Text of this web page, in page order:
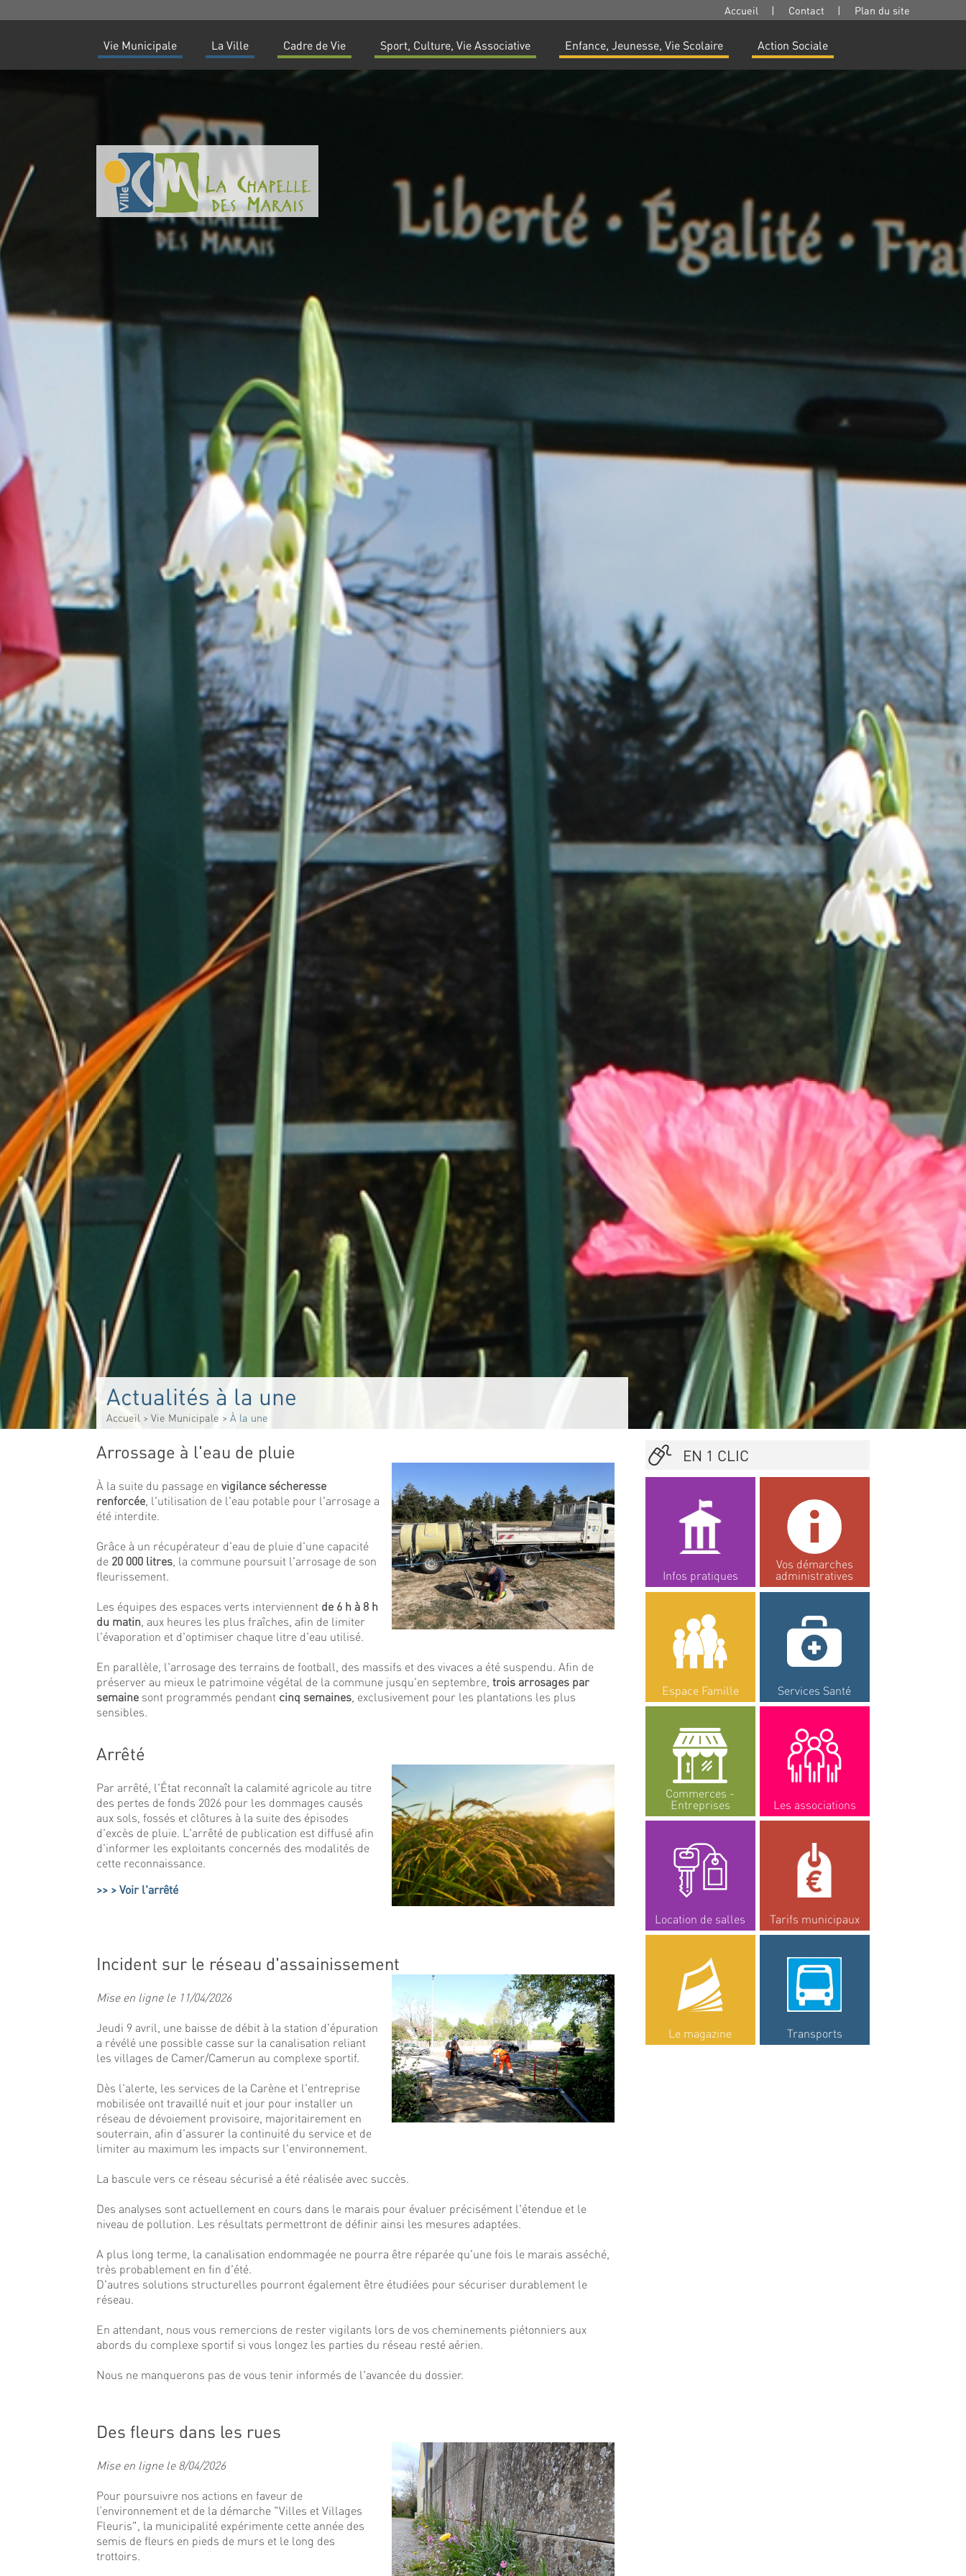
Accueil | Contact | Plan du site
Vie Municipale La Ville Cadre de Vie Sport, Culture, Vie Associative Enfance, Jeunesse, Vie Scolaire Action Sociale
Actualités à la une
Accueil > Vie Municipale > À la une
Arrossage à l'eau de pluie
À la suite du passage envigilance sécheresse
renforcée , l'utilisation de l'eau potable pour l'arrosage a
été interdite.
Grâce à un récupérateur d'eau de pluie d'une capacité
de 20 000 litres , la commune poursuit l'arrosage de son
fleurissement.
Les équipes des espaces verts interviennent de 6 h à 8 h
du matin , aux heures les plus fraîches, afin de limiter
l'évaporation et d'optimiser chaque litre d'eau utilisé.
En parallèle, l'arrosage des terrains de football, des massifs et des vivaces a été suspendu. Afin de
préserver au mieux le patrimoine végétal de la commune jusqu'en septembre,trois arrosages par
semaine sont programmés pendant cinq semaines , exclusivement pour les plantations les plus
sensibles.
Arrêté
Par arrêté, l'État reconnaît la calamité agricole au titre
des pertes de fonds 2026 pour les dommages causés
aux sols, fossés et clôtures à la suite des épisodes
d'excès de pluie. L'arrêté de publication est diffusé afin
d'informer les exploitants concernés des modalités de
cette reconnaissance.
> Voir l'arrêté
Incident sur le réseau d'assainissement
Mise en ligne le 11/04/2026
Jeudi 9 avril, une baisse de débit à la station d'épuration
a révélé une possible casse sur la canalisation reliant
les villages de Camer/Camerun au complexe sportif.
Dès l'alerte, les services de la Carène et l'entreprise
mobilisée ont travaillé nuit et jour pour installer un
réseau de dévoiement provisoire, majoritairement en
souterrain, afin d'assurer la continuité du service et de
limiter au maximum les impacts sur l'environnement.
La bascule vers ce réseau sécurisé a été réalisée avec succès.
Des analyses sont actuellement en cours dans le marais pour évaluer précisément l'étendue et le
niveau de pollution. Les résultats permettront de définir ainsi les mesures adaptées.
A plus long terme, la canalisation endommagée ne pourra être réparée qu'une fois le marais asséché,
très probablement en fin d'été.
D'autres solutions structurelles pourront également être étudiées pour sécuriser durablement le
réseau.
En attendant, nous vous remercions de rester vigilants lors de vos cheminements piétonniers aux
abords du complexe sportif si vous longez les parties du réseau resté aérien.
Nous ne manquerons pas de vous tenir informés de l'avancée du dossier.
Des fleurs dans les rues
Mise en ligne le 8/04/2026
Pour poursuivre nos actions en faveur de
l’environnement et de la démarche "Villes et Villages
Fleuris", la municipalité expérimente cette année des
semis de fleurs en pieds de murs et le long des
trottoirs.
EN 1 CLIC
Infos pratiques
Vos démarches
administratives
Espace Famille Services Santé
Commerces -
Entreprises Les associations
Location de salles Tarifs municipaux
Le magazine Transports